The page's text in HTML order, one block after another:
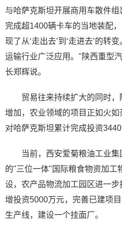
与哈萨克斯坦开展商用车散件
完成超1400辆卡车的当地装配
现了从‘走出去’到‘走进去’的转
运输行业广泛应用。"陕西重型
长郑辉说。
贸易往来持续扩大的同时
增加，农业领域的项目正如火
对哈萨克斯坦累计完成投资3440
当前，西安爱菊粮油工业
的"三位一体"国际粮食物资加工
设，农产品物流加工园区进一
增投资5000万元，完善已建项
生产线，建设一个挂面厂。